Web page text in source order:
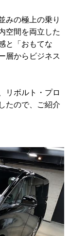
みの極上の乗り
空間を両立した
と「おもてな
層からビジネス
リボルト・プロ
たので、ご紹介